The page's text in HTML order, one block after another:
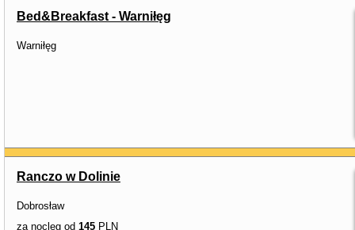
Bed&Breakfast - Warniłęg
Warniłęg
Ranczo w Dolinie
Dobrosław
za nocleg od 145 PLN